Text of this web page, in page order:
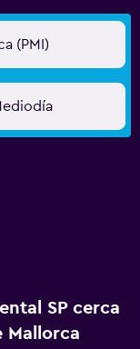
(PMI)
SP cerca
Mallorca